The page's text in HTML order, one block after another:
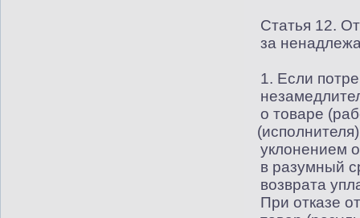
Статья 12.
за
1. Если
о товаре (
(
уклонением
в разумный
возврата
При отказе